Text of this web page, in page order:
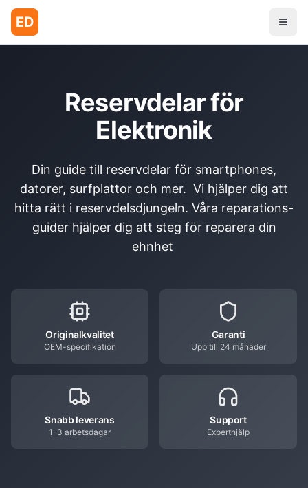
ED
Reservdelar för
Elektronik
Din guide till reservdelar för smartphones,
datorer, surfplattor och mer. Vi hjälper dig att
hitta rätt i reservdelsdjungeln. Våra reparations-
guider hjälper dig att steg för reparera din
ehnhet
Originalkvalitet
OEM-specifikation
Garanti
Upp till 24 månader
Snabb leverans
1-3 arbetsdagar
Support
Experthjälp